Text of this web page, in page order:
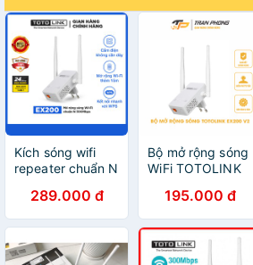
Kích sóng wifi
repeater chuẩn N
TOTOLINK
EX200
289.000 đ
Bộ mở rộng sóng
WiFi TOTOLINK
độ AP Mode -
Hàng Chính Hãng
195.000 đ